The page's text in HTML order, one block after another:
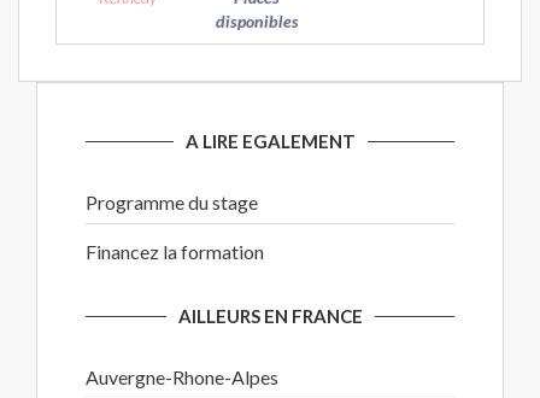
disponibles
A LIRE EGALEMENT
Programme du stage
Financez la formation
AILLEURS EN FRANCE
Auvergne-Rhone-Alpes